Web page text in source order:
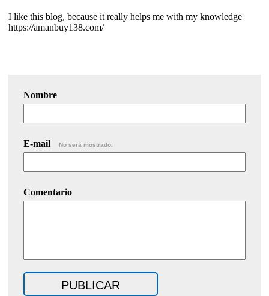
I like this blog, because it really helps me with my knowledge
https://amanbuy138.com/
Nombre
E-mail No será mostrado.
Comentario